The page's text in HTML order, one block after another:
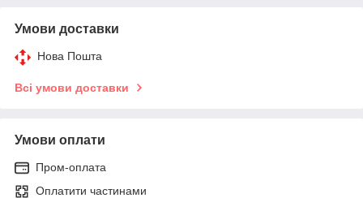
Умови доставки
Нова Пошта
Всі умови доставки
Умови оплати
Пром-оплата
Оплатити частинами